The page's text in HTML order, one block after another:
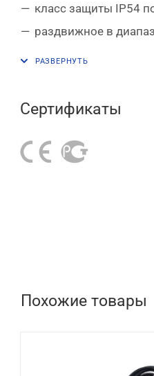
класс защиты IP54
раздвижное в
размер лампы –
Сертификаты
Похожие товары